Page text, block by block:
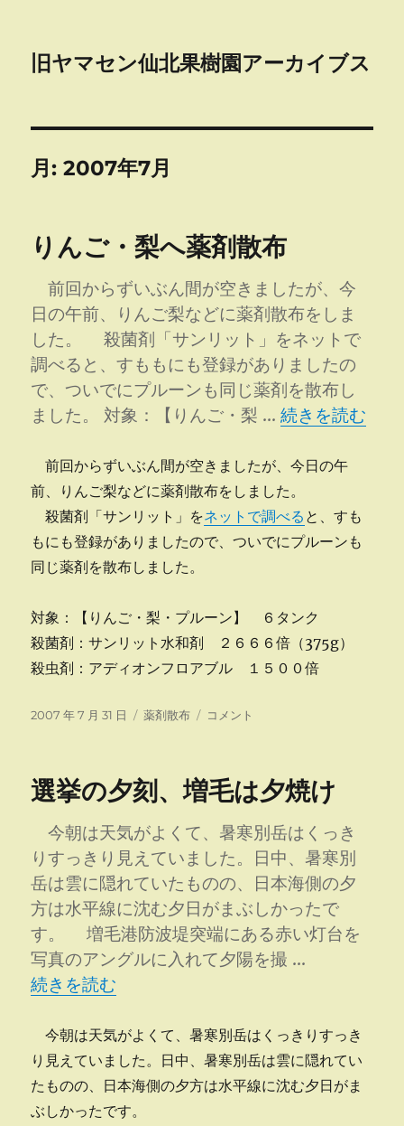
旧ヤマセン仙北果樹園アーカイブス
月:2007年7月
りんご・梨へ薬剤散布
前回からずいぶん間が空きましたが、今
日の午前、りんご梨などに薬剤散布をしま
した。 殺菌剤「サンリット」をネットで
調べると、すももにも登録がありましたの
で、ついでにプルーンも同じ薬剤を散布し
ました。 対象：【りんご・梨 …“りんご・梨へ
続きを読む
前回からずいぶん間が空きましたが、今日の午
前、りんご梨などに薬剤散布をしました。
殺菌剤「サンリット」をネットで調べる と、すも
もにも登録がありましたので、ついでにプルーンも
同じ薬剤を散布しました。
対象：【りんご・梨・プルーン】 ６タンク
殺菌剤：サンリット水和剤 ２６６６倍（375g）
殺虫剤：アディオンフロアブル １５００倍
投
2007 年 7 月 31 日
カ
ー
薬剤散布
り
へ
布
に
コメント
選挙の夕刻、増毛は夕焼け
今朝は天気がよくて、暑寒別岳はくっき
りすっきり見えていました。日中、暑寒別
岳は雲に隠れていたものの、日本海側の夕
方は水平線に沈む夕日がまぶしかったで
す。 増毛港防波堤突端にある赤い灯台を
写真のアングルに入れて夕陽を撮 …
“選挙の夕刻、増毛は夕焼け” の
続きを読む
今朝は天気がよくて、暑寒別岳はくっきりすっき
り見えていました。日中、暑寒別岳は雲に隠れてい
たものの、日本海側の夕方は水平線に沈む夕日がま
ぶしかったです。